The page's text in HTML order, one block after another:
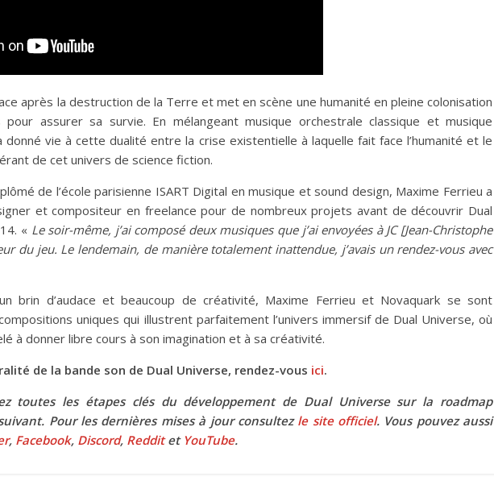
après la destruction de la Terre et met en scène une humanité en pleine colonisation
pour assurer sa survie. En mélangeant musique orchestrale classique et musique
donné vie à cette dualité entre la crise existentielle à laquelle fait face l’humanité et le
de cet univers de science fiction.
de l’école parisienne ISART Digital en musique et sound design, Maxime Ferrieu a
et compositeur en freelance pour de nombreux projets avant de découvrir Dual
« Le soir-même, j’ai composé deux musiques que j’ai envoyées à JC [Jean-Christophe
du jeu. Le lendemain, de manière totalement inattendue, j’avais un rendez-vous avec
brin d’audace et beaucoup de créativité, Maxime Ferrieu et Novaquark se sont
uniques qui illustrent parfaitement l’univers immersif de Dual Universe, où
à donner libre cours à son imagination et à sa créativité.
de la bande son de Dual Universe, rendez-vous ici.
toutes les étapes clés du développement de Dual Universe sur la roadmap
Pour les dernières mises à jour consultez le site officiel. Vous pouvez aussi
, Facebook, Discord, Redditet YouTube.